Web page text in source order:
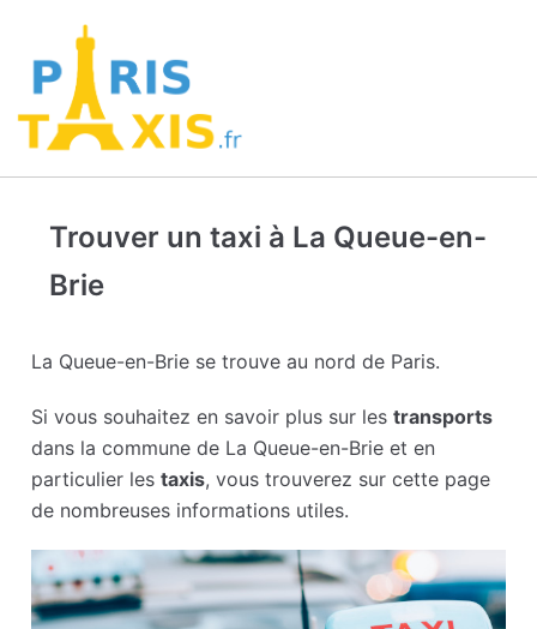
Trouver un taxi à La Queue-en-
Brie
La Queue-en-Brie se trouve au nord de Paris.
Si vous souhaitez en savoir plus sur lestransports
dans la commune de La Queue-en-Brie et en
particulier lestaxis, vous trouverez sur cette page
de nombreuses informations utiles.